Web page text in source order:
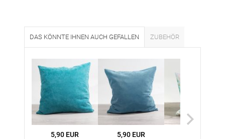
DAS KÖNNTE IHNEN AUCH GEFALLEN ZUBEHÖR
5,90 EUR 5,90 EUR